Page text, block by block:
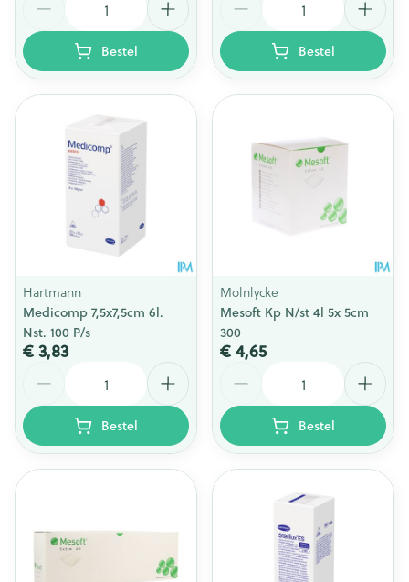
Bestel Bestel
Hartmann
Medicomp 7,5x7,5cm 6l.
Nst. 100 P/s
€ 3,83
Bestel
Molnlycke
Mesoft Kp N/st 4l 5x 5cm
300
€ 4,65
Bestel